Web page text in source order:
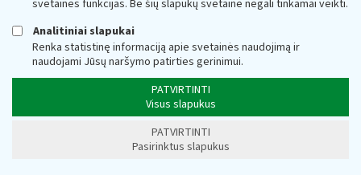
VMI vardu atliekamos gyventojų
nuomonės apklausos
Web turinio sąrašas 2020-11-19
Valstybinėmokesčiųinspekcija (toliau – VMI)
informuoja, jog iki šių metų pabaigos
administratoriaus užsakymu bus atliekamas gyventojų...
Pagrindinis:Naujiena
VMI: mokesčio lengvata – ne tik pirmosioms
svetainės funkcijas. Be šių slapukų svetainė negali tinkamai veikti.
Analitiniai slapukai
Renka statistinę informaciją apie svetainės naudojimą ir
naudojami Jūsų naršymo patirties gerinimui.
PATVIRTINTI
Visus slapukus
PATVIRTINTI
Pasirinktus slapukus